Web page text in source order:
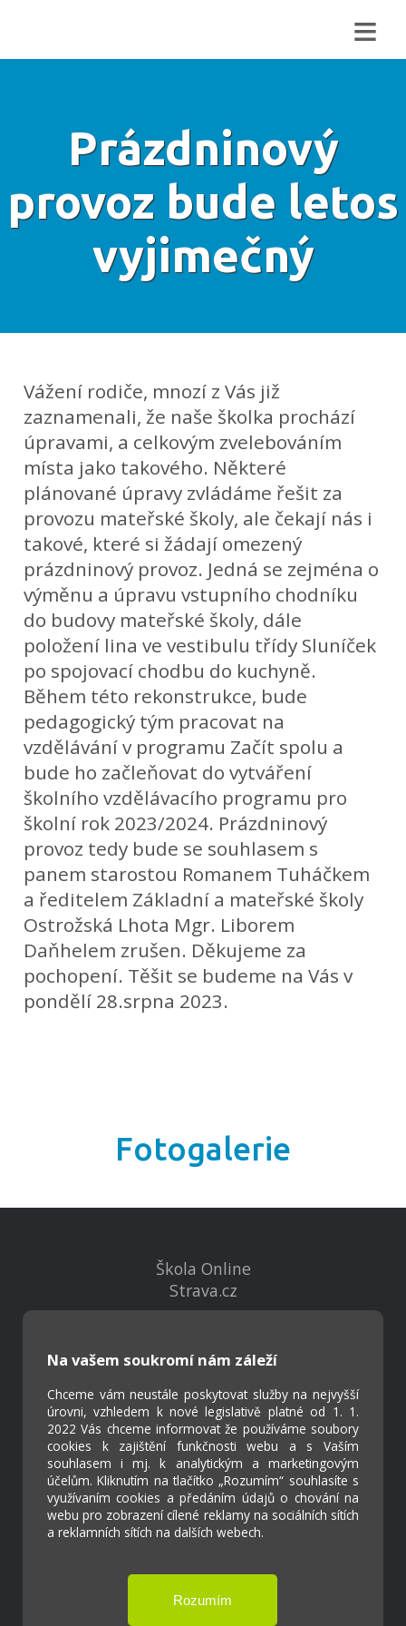
≡
Prázdninový
provoz bude letos
vyjimečný
Vážení rodiče, mnozí z Vás již
zaznamenali, že naše školka prochází
úpravami, a celkovým zvelebováním
místa jako takového. Některé
plánované úpravy zvládáme řešit za
provozu mateřské školy, ale čekají nás i
takové, které si žádají omezený
prázdninový provoz. Jedná se zejména o
výměnu a úpravu vstupního chodníku
do budovy mateřské školy, dále
položení lina ve vestibulu třídy Sluníček
po spojovací chodbu do kuchyně.
Během této rekonstrukce, bude
pedagogický tým pracovat na
vzdělávání v programu Začít spolu a
bude ho začleňovat do vytváření
školního vzdělávacího programu pro
školní rok 2023/2024. Prázdninový
provoz tedy bude se souhlasem s
panem starostou Romanem Tuháčkem
a ředitelem Základní a mateřské školy
Ostrožská Lhota Mgr. Liborem
Daňhelem zrušen. Děkujeme za
pochopení. Těšit se budeme na Vás v
pondělí 28.srpna 2023.
Fotogalerie
Na vašem soukromí nám záleží
Chceme vám neustále poskytovat služby na nejvyšší
úrovni, vzhledem k nové legislativě platné od 1. 1.
2022 Vás chceme informovat že používáme soubory
cookies k zajištění funkčnosti webu a s Vaším
souhlasem i mj. k analytickým a marketingovým
účelům. Kliknutím na tlačítko „Rozumím“ souhlasíte s
využívaním cookies a předáním údajů o chování na
webu pro zobrazení cílené reklamy na sociálních sítích
a reklamních sítích na dalších webech.
Škola Online
Strava.cz
Projekty
Virtuální prohlídka
Cookies
Přístupnost
Přihlášení
Základní škola a Mateřská škola Ostrožská